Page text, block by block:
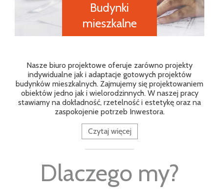
Budynki
mieszkalne
Nasze biuro projektowe oferuje zarówno projekty
indywidualne jak i adaptacje gotowych projektów
budynków mieszkalnych. Zajmujemy się projektowaniem
obiektów jedno jak i wielorodzinnych. W naszej pracy
stawiamy na dokładność, rzetelność i estetykę oraz na
zaspokojenie potrzeb Inwestora.
Czytaj więcej
Dlaczego my?